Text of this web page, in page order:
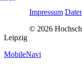
Impressum
© 2026
Leipzig
MobileNavi